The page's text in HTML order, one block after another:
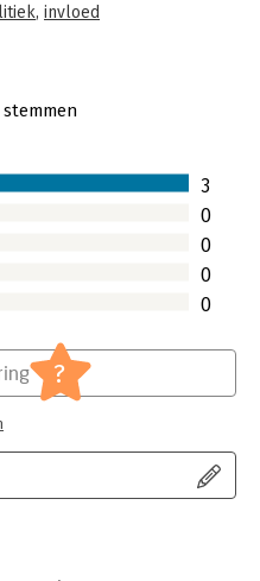
compleet, praktisch en
en invloed werken. Hij
als Sun Tzu en
en
tot een
anekdotes en casestudy's
, invloed
stemmen
3
0
0
0
0
?